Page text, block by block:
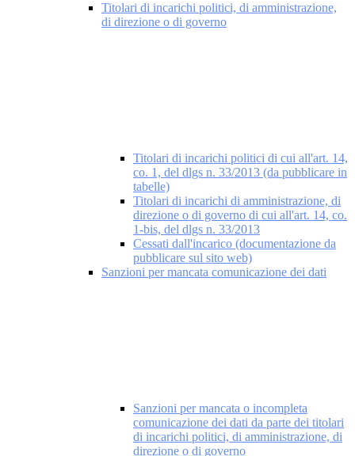
Titolari di incarichi politici, di amministrazione,
di direzione o di governo
Titolari di incarichi politici di cui all'art. 14,
co. 1, del dlgs n. 33/2013 (da pubblicare in
tabelle)
Titolari di incarichi di amministrazione, di
direzione o di governo di cui all'art. 14, co.
1-bis, del dlgs n. 33/2013
Cessati dall'incarico (documentazione da
pubblicare sul sito web)
Sanzioni per mancata comunicazione dei dati
Sanzioni per mancata o incompleta
comunicazione dei dati da parte dei titolari
di incarichi politici, di amministrazione, di
direzione o di governo